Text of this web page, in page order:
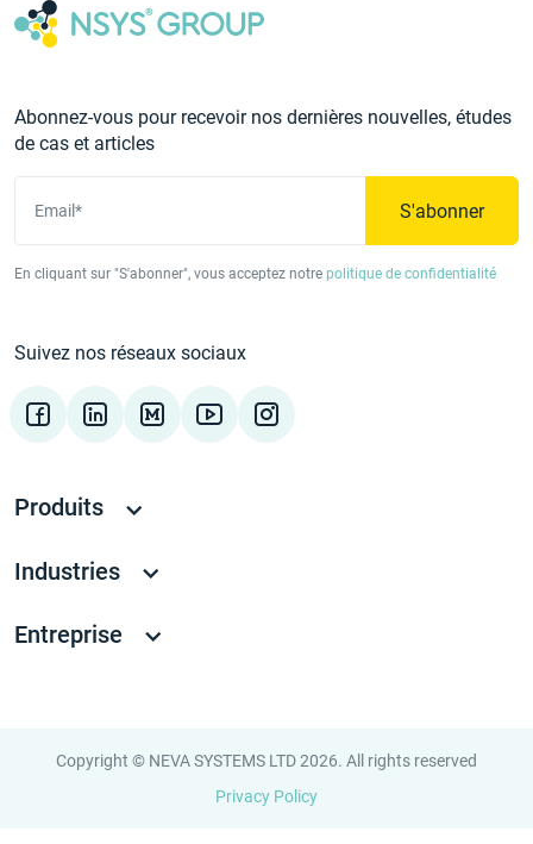
Abonnez-vous pour recevoir nos dernières nouvelles, études
de cas et articles
Email* S'abonner
En cliquant sur "S'abonner", vous acceptez notre politique de confidentialité
Suivez nos réseaux sociaux
Produits
Industries
Entreprise
Copyright © NEVA SYSTEMS LTD 2026. All rights reserved
Privacy Policy